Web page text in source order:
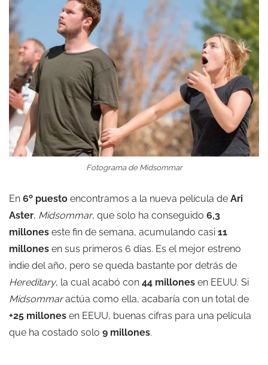
Fotograma de Midsommar
En 6º puesto encontramos a la nueva película de Ari
Aster, Midsommar, que solo ha conseguido 6,3
millones este fin de semana, acumulando casi 11
millones en sus primeros 6 días. Es el mejor estreno
indie del año, pero se queda bastante por detrás de
Hereditary, la cual acabó con 44 millones en EEUU. Si
Midsommaractúa como ella, acabaría con un total de
+25 millones en EEUU, buenas cifras para una película
que ha costado solo 9 millones.